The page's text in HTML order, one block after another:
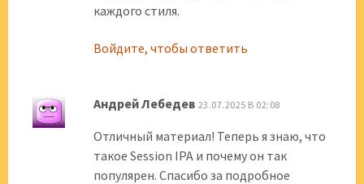
каждого стиля.
Войдите, чтобы ответить
Андрей Лебедев 23.07.2025 В 02:08
Отличный материал! Теперь я знаю, что
такое Session IPA и почему он так
популярен. Спасибо за подробное